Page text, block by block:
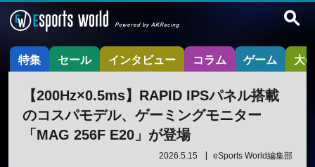
特集 セール インタビュー コラム ゲーム 大
【200Hz×0.5ms】RAPID IPSパネル搭載
のコスパモデル、ゲーミングモニター
「MAG 256F E20」が登場
2026.5.15 eSports World編集部